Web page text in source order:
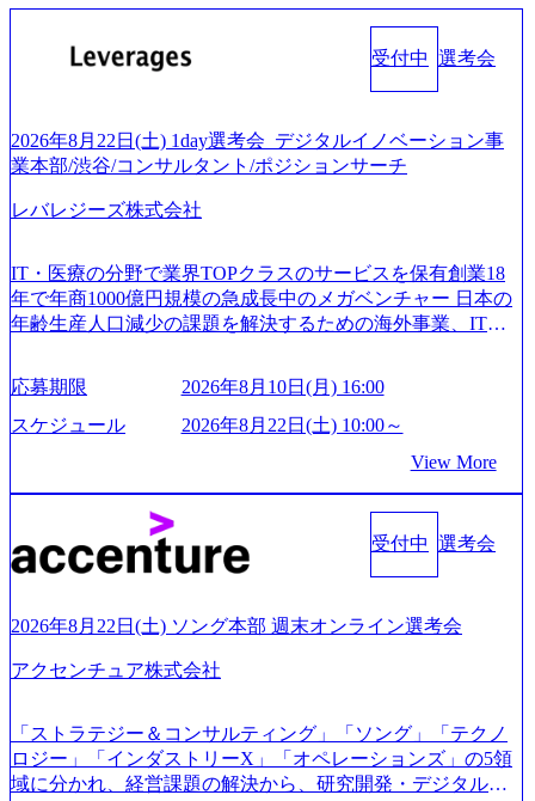
受付中 選考会
2026年8月22日(土) 1day選考会_デジタルイノベーション事
業本部/渋谷/コンサルタント/ポジションサーチ
レバレジーズ株式会社
IT・医療の分野で業界TOPクラスのサービスを保有創業18
年で年商1000億円規模の急成長中のメガベンチャー 日本の
年齢生産人口減少の課題を解決するための海外事業、IT事
以上の事業を展開する オールインハウスの組織体制をとっ
ており社内で新しい事業開発などの人員調達できる 独立資
本経営をとっており、事業創造の自由度が高い https://storag
s/20240925162633_7242d0de-3e54-4f03-b076-00318d5c0dff_120
0x644.webp レバレジーズ株式会社 会社説明資料 (https://spea
kerdeck.com/leverages/leverages-hui-she-shao-jie-zi-liao-zhong-tu-
cai-yong-xiang-ke) 「働く人」「事業・サービス」「カルチャ
ー」など、レバレジーズのリアルを取り上げています！ (htt
「外国人留学生等受入環境整備事業委託業務」を受託 (http
s://prtimes.jp/main/html/rd/p/000000612.000010591.html) レバレ
ジーズ、モチベーション管理システム「NALYSYS」リリー
m/@leveragesCh) レバレジーズで活躍するメンバー紹介！〜
管理職種編 〜 (https://www.youtube.com/watch?v=RETwZKac2
UI) レバレジーズで活躍するメンバー紹介！〜 営業職種編
応募期限
2026年8月10日(月) 16:00
スケジュール
2026年8月22日(土) 10:00～
View More
受付中 選考会
2026年8月22日(土) ソング本部 週末オンライン選考会
アクセンチュア株式会社
「ストラテジー＆コンサルティング」「ソング」「テクノ
ロジー」「インダストリーX」「オペレーションズ」の5領
域に分かれ、経営課題の解決から、研究開発・デジタル・